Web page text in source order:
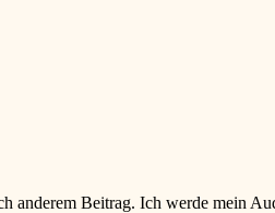
anderem Beitrag. Ich werde mein